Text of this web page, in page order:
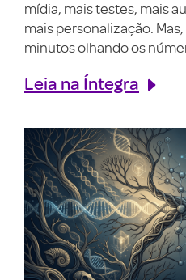
mídia, mais testes, mais
mais personalização.
minutos olhando os
Leia na Íntegra